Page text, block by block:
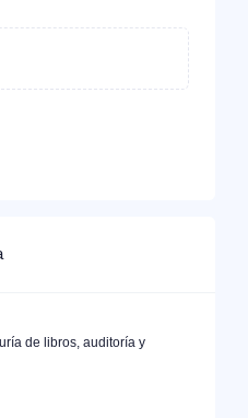
de libros, auditoría y